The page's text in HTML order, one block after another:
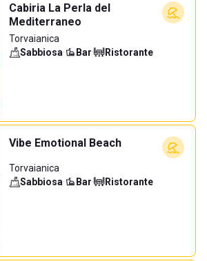
Cabiria La Perla del
Mediterraneo
Torvaianica
Sabbiosa· Bar· Ristorante
Vibe Emotional Beach
Torvaianica
Sabbiosa· Bar· Ristorante